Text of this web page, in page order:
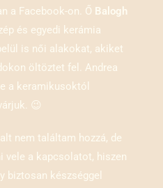
a Facebook-on. Ő Balogh
és egyedi kerámia
is női alakokat, akiket
öltöztet fel. Andrea
a keramikusoktól
😉
nem találtam hozzá, de
vele a kapcsolatot, hiszen
biztosan készséggel